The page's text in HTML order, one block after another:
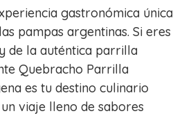
gastronómica única
pampas argentinas. Si eres
de la auténtica parrilla
Quebracho Parrilla
es tu destino culinario
viaje lleno de sabores